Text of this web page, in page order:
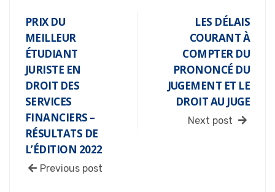
PRIX DU
MEILLEUR
ÉTUDIANT
JURISTE EN
DROIT DES
SERVICES
FINANCIERS –
RÉSULTATS DE
L’ÉDITION 2022
Previous post
LES DÉLAIS
COURANT À
COMPTER DU
PRONONCÉ DU
JUGEMENT ET LE
DROIT AU JUGE
Next post